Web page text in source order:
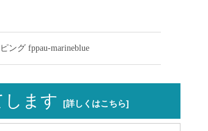
ング fppau-marineblue
します [詳しくはこちら]